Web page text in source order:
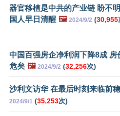
器官移植是中共的产业链 盼不
国人早日清醒 🖼️ 2024/9/2 (30,955
中国百强房企净利润下降8成 房
危矣 🖼️ 2024/9/2 (32,256次)
沙利文访华 在最后时刻来临前
2024/9/1 (35,253次)